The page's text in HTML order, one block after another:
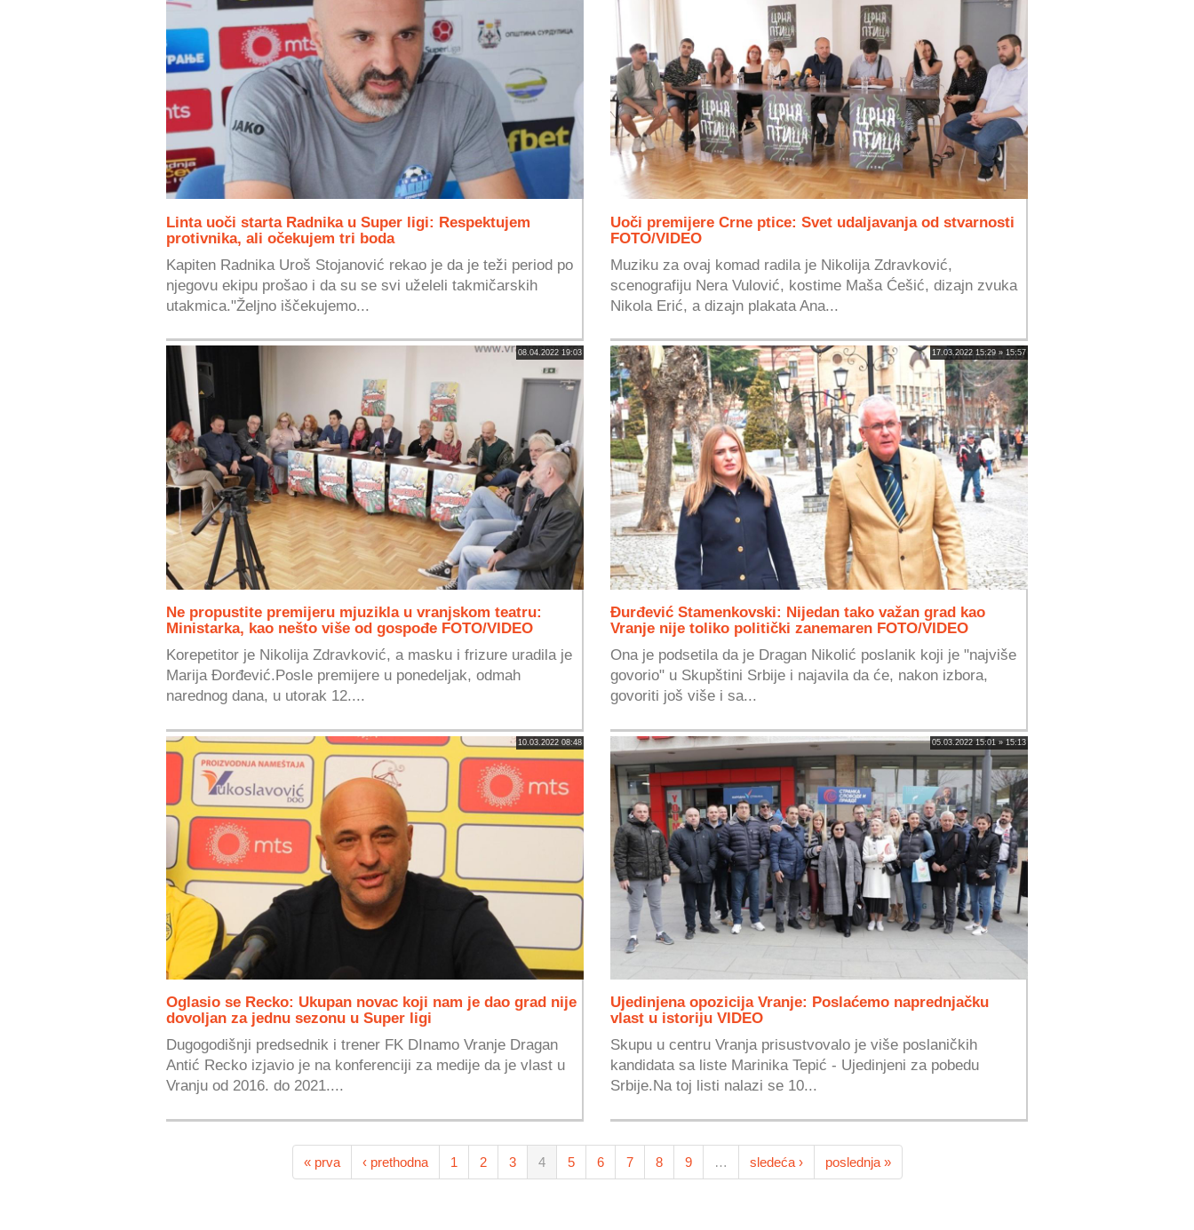
Linta uoči starta Radnika u Super ligi: Respektujem
protivnika, ali očekujem tri boda
Kapiten Radnika Uroš Stojanović rekao je da je teži period po
njegovu ekipu prošao i da su se svi uželeli takmičarskih
utakmica."Željno iščekujemo...
Uoči premijere Crne ptice: Svet udaljavanja od stvarnosti
FOTO/VIDEO
Muziku za ovaj komad radila je Nikolija Zdravković,
scenografiju Nera Vulović, kostime Maša Ćešić, dizajn zvuka
Nikola Erić, a dizajn plakata Ana...
08.04.2022 19:03
Ne propustite premijeru mjuzikla u vranjskom teatru:
Ministarka, kao nešto više od gospođe FOTO/VIDEO
Korepetitor je Nikolija Zdravković, a masku i frizure uradila je
Marija Đorđević.Posle premijere u ponedeljak, odmah
narednog dana, u utorak 12....
17.03.2022 15:29 » 15:57
Đurđević Stamenkovski: Nijedan tako važan grad kao
Vranje nije toliko politički zanemaren FOTO/VIDEO
Ona je podsetila da je Dragan Nikolić poslanik koji je "najviše
govorio" u Skupštini Srbije i najavila da će, nakon izbora,
govoriti još više i sa...
10.03.2022 08:48
Oglasio se Recko: Ukupan novac koji nam je dao grad nije
dovoljan za jednu sezonu u Super ligi
Dugogodišnji predsednik i trener FK DInamo Vranje Dragan
Antić Recko izjavio je na konferenciji za medije da je vlast u
Vranju od 2016. do 2021....
05.03.2022 15:01 » 15:13
Ujedinjena opozicija Vranje: Poslaćemo naprednjačku
vlast u istoriju VIDEO
Skupu u centru Vranja prisustvovalo je više poslaničkih
kandidata sa liste Marinika Tepić - Ujedinjeni za pobedu
Srbije.Na toj listi nalazi se 10...
« prva ‹ prethodna 1 2 3 4 5 6 7 8 9 … sledeća › poslednja »